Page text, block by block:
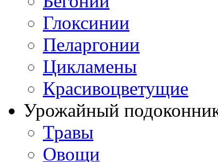
Глоксинии
Пеларгонии
Цикламены
Красивоцветущие
Урожайный
Травы
Овощи